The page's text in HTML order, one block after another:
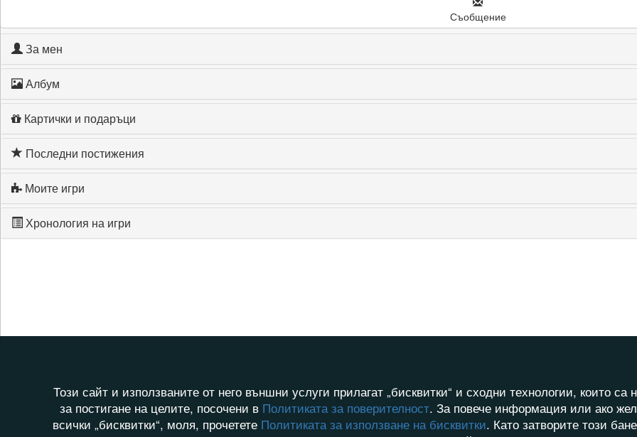
Съобщение
За мен
Албум
Картички и подаръци
Последни постижения
Моите игри
Хронология на игри
Този сайт и използваните от него външни услуги прилагат „бисквитки“ и сходни технологии, които
за постигане на целите, посочени в Политиката за поверителност. За повече информация или ако
всички „бисквитки“, моля, прочетете Политиката за използване на бисквитки. Като затворите този